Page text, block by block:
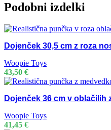
Podobni izdelki
Dojenček 30,5 cm z roza
Woopie Toys
43,50 €
Dojenček 36 cm v oblačilih
Woopie Toys
41,45 €